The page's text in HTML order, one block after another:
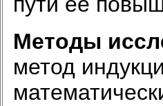
Методы
метод